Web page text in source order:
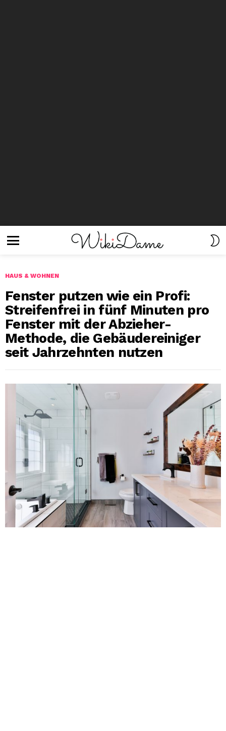
HAUS & WOHNEN
Fenster putzen wie ein Profi:
Streifenfrei in fünf Minuten pro
Fenster mit der Abzieher-
Methode, die Gebäudereiniger
seit Jahrzehnten nutzen